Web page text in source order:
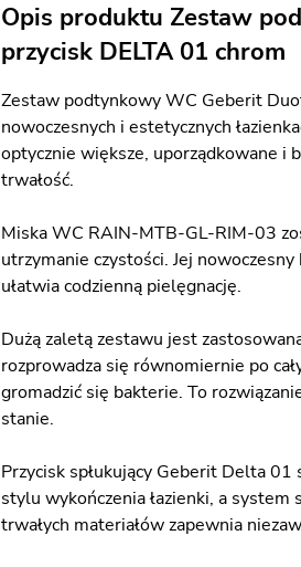
Opis produktu Zestaw
przycisk DELTA 01 chrom
Zestaw podtynkowy WC Geberit
nowoczesnych i estetycznych
optycznie większe, uporządkowane i
trwałość.
Miska WC RAIN-MTB-GL-RIM-03
utrzymanie czystości. Jej
ułatwia codzienną pielęgnację.
Dużą zaletą zestawu jest
rozprowadza się równomiernie po
gromadzić się bakterie. To
stanie.
Przycisk spłukujący Geberit Delta
stylu wykończenia łazienki, a
trwałych materiałów zapewnia